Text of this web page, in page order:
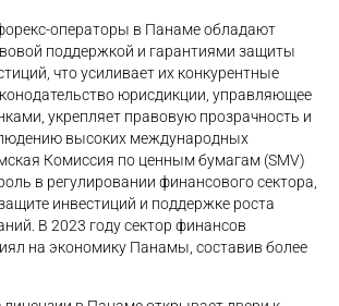
операторы в Панаме обладают
поддержкой и гарантиями защиты
что усиливает их конкурентные
юрисдикции, управляющее
укрепляет правовую прозрачность и
высоких международных
Комиссия по ценным бумагам (SMV)
в регулировании финансового сектора,
инвестиций и поддержке роста
В 2023 году сектор финансов
на экономику Панамы, составив более